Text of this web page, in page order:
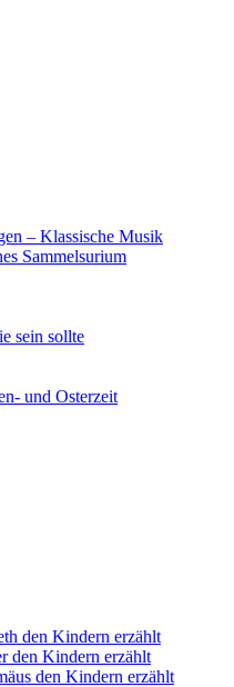
– Klassische Musik
Sammelsurium
sein sollte
und Osterzeit
den Kindern erzählt
den Kindern erzählt
den Kindern erzählt